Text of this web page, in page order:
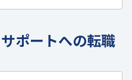
ポートへの転職